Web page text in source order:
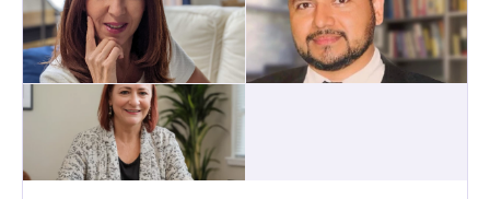
para ayudarte a recuperar tu bienestar emocional. Terapia
Individual, de Pareja y Familiar: Trabajamos contigo y tus
seres queridos para fortalecer las relaciones y mejorar la
dinámica familiar. Evaluaciones Psicológicas y Terapias
Especializadas: Terapia cognitivo-conductual Terapia de
apoyo Terapia psicodinámica Terapia enfocada en la solución
Terapia de exposición Terapia de juego para niños
Tratamiento de Traumas y Trastornos de Estrés